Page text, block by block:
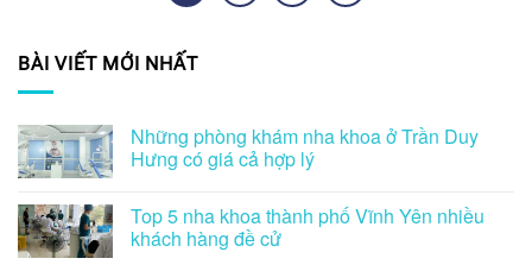
BÀI VIẾT MỚI NHẤT
Những phòng khám nha khoa ở Trần Duy
Hưng có giá cả hợp lý
Top 5 nha khoa thành phố Vĩnh Yên nhiều
khách hàng đề cử